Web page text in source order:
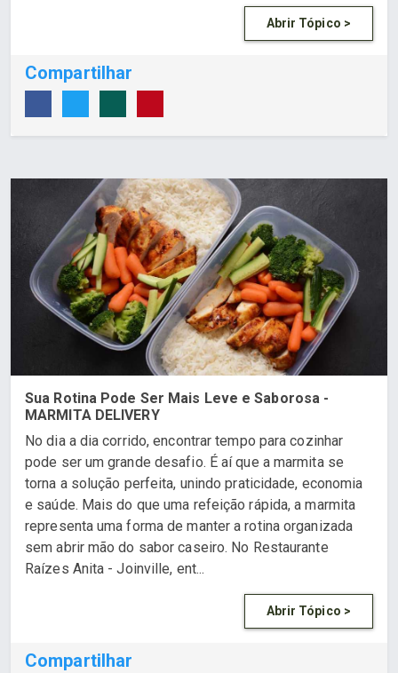
Abrir Tópico >
Compartilhar
Sua Rotina Pode Ser Mais Leve e Saborosa -
MARMITA DELIVERY
No dia a dia corrido, encontrar tempo para cozinhar
pode ser um grande desafio. É aí que a marmita se
torna a solução perfeita, unindo praticidade, economia
e saúde. Mais do que uma refeição rápida, a marmita
representa uma forma de manter a rotina organizada
sem abrir mão do sabor caseiro. No Restaurante
Raízes Anita - Joinville, ent...
Abrir Tópico >
Compartilhar